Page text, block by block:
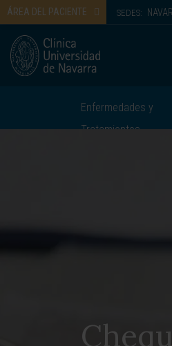
ÁREA DEL PACIENTE SEDES:
Enfermedades y
Tratamientos